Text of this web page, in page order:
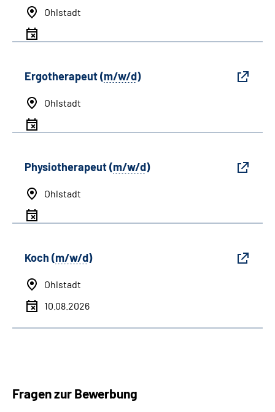
Ohlstadt
Ergotherapeut (m/w/d)
Ohlstadt
Physiotherapeut (m/w/d)
Ohlstadt
Koch (m/w/d)
Ohlstadt
10.08.2026
Fragen zur Bewerbung